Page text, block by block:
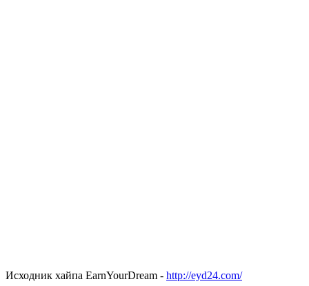
Исходник хайпа EarnYourDream - http://eyd24.com/